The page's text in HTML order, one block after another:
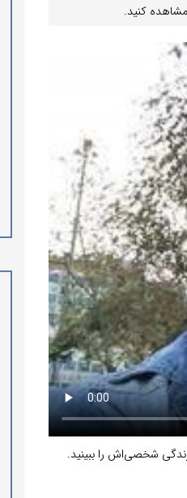
کنید.
شخصی‌اش را ببینید.